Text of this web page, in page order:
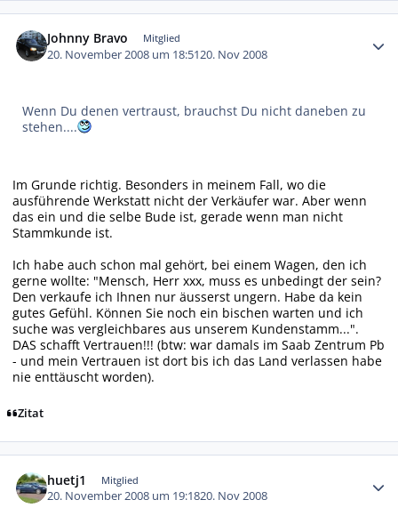
Johnny Bravo Mitglied
20. November 2008 um 18:5120. Nov 2008
Wenn Du denen vertraust, brauchst Du nicht daneben zu
stehen....
Im Grunde richtig. Besonders in meinem Fall, wo die
ausführende Werkstatt nicht der Verkäufer war. Aber wenn
das ein und die selbe Bude ist, gerade wenn man nicht
Stammkunde ist.
Ich habe auch schon mal gehört, bei einem Wagen, den ich
gerne wollte: "Mensch, Herr xxx, muss es unbedingt der sein?
Den verkaufe ich Ihnen nur äusserst ungern. Habe da kein
gutes Gefühl. Können Sie noch ein bischen warten und ich
suche was vergleichbares aus unserem Kundenstamm...".
DAS schafft Vertrauen!!! (btw: war damals im Saab Zentrum Pb
- und mein Vertrauen ist dort bis ich das Land verlassen habe
nie enttäuscht worden).
Zitat
huetj1 Mitglied
20. November 2008 um 19:1820. Nov 2008